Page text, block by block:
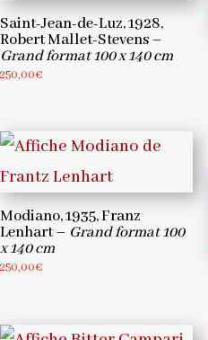
Saint-Jean-de-Luz, 1928,
Robert Mallet-Stevens –
Grand format 100 x 140 cm
250,00€
Modiano, 1935, Franz
Lenhart – Grand format 100
x 140 cm
250,00€